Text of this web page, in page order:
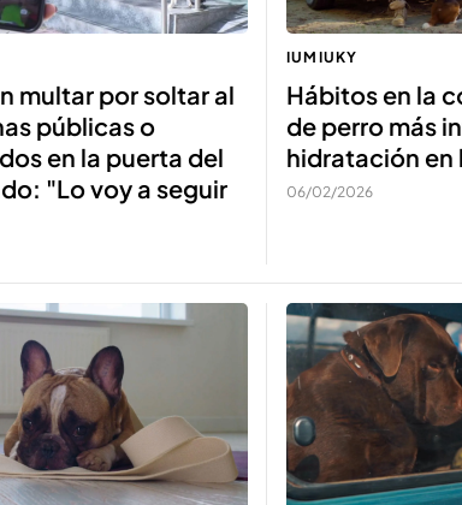
multar por soltar al
públicas o
en la puerta del
"Lo voy a seguir
IUMIUKY
Hábitos en la
de perro más
hidratación en
06/02/2026